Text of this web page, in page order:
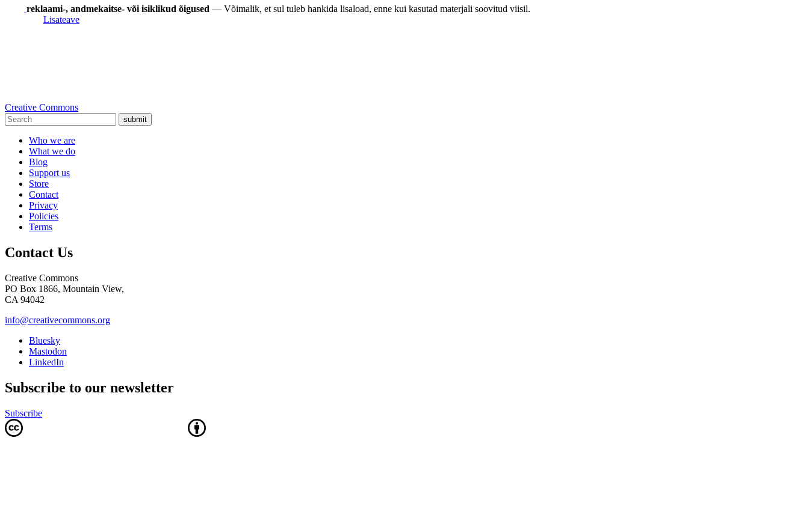
reklaami-, andmekaitse- või isiklikud õigused — Võimalik, et sul tuleb hankida lisaload, enne kui kasutad materjali soovitud viisil.
Lisateave
Creative Commons
submit
Who we are
What we do
Blog
Support us
Store
Contact
Privacy
Policies
Terms
Contact Us
Creative Commons
PO Box 1866, Mountain View,
CA 94042
info@creativecommons.org
Bluesky
Mastodon
LinkedIn
Subscribe to our newsletter
Subscribe